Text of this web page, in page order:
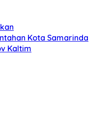
Kota Samarinda
Kaltim